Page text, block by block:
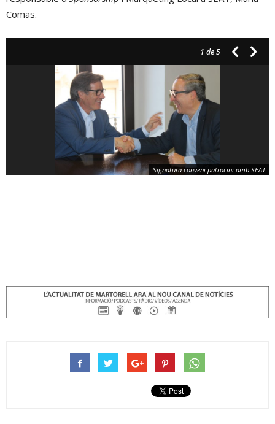
Comas.
1 de 5
Signatura conveni patrocini amb SEAT